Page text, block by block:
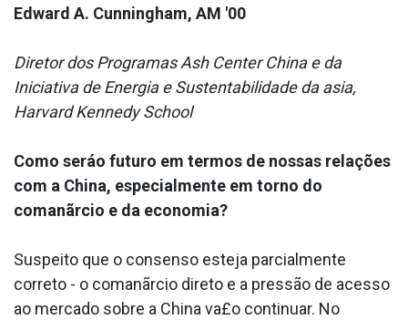
Edward A. Cunningham, AM '00
Diretor dos Programas Ash Center China e da
Iniciativa de Energia e Sustentabilidade da asia,
Harvard Kennedy School
Como seráo futuro em termos de nossas relações
com a China, especialmente em torno do
comanãrcio e da economia?
Suspeito que o consenso esteja parcialmente
correto - o comanãrcio direto e a pressão de acesso
ao mercado sobre a China va£o continuar. No